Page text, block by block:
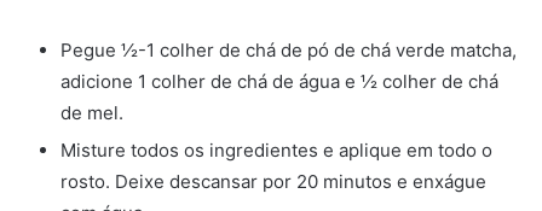
Pegue ½-1 colher de chá de pó de chá verde matcha,
adicione 1 colher de chá de água e ½ colher de chá
de mel.
Misture todos os ingredientes e aplique em todo o
rosto. Deixe descansar por 20 minutos e enxágue